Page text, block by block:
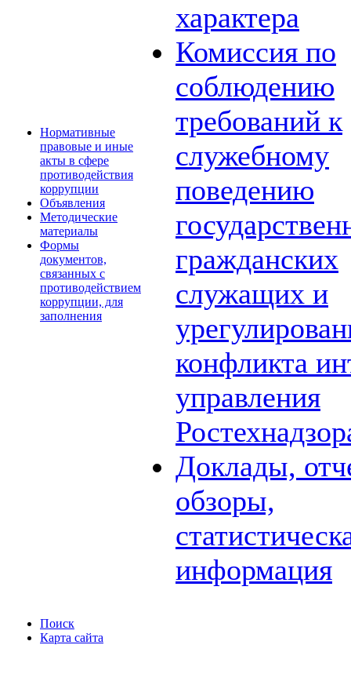
Нормативные
правовые и иные
акты в сфере
противодействия
коррупции
Объявления
Методические
материалы
Формы
документов,
связанных с
противодействием
коррупции, для
заполнения
характера
Комиссия по
соблюдению
требований к
служебному
поведению
гражданских
служащих и
конфликта
управления
Доклады,
обзоры,
информация
Поиск
Карта сайта